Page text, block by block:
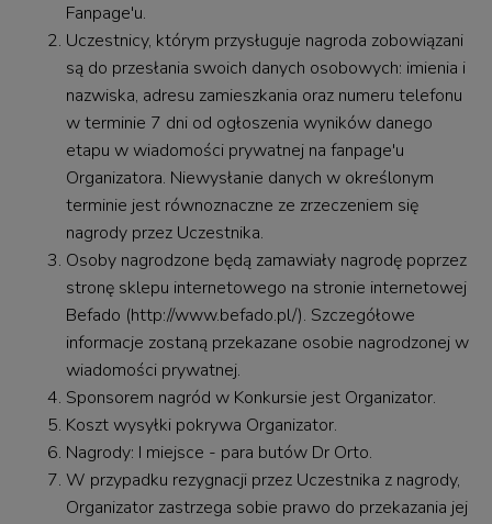
Fanpage'u.
Uczestnicy, którym przysługuje nagroda zobowiązani
są do przesłania swoich danych osobowych: imienia i
nazwiska, adresu zamieszkania oraz numeru telefonu
w terminie 7 dni od ogłoszenia wyników danego
etapu w wiadomości prywatnej na fanpage'u
Organizatora. Niewysłanie danych w określonym
terminie jest równoznaczne ze zrzeczeniem się
nagrody przez Uczestnika.
Osoby nagrodzone będą zamawiały nagrodę poprzez
stronę sklepu internetowego na stronie internetowej
Befado (http://www.befado.pl/). Szczegółowe
informacje zostaną przekazane osobie nagrodzonej w
wiadomości prywatnej.
Sponsorem nagród w Konkursie jest Organizator.
Koszt wysyłki pokrywa Organizator.
Nagrody: I miejsce - para butów Dr Orto.
W przypadku rezygnacji przez Uczestnika z nagrody,
Organizator zastrzega sobie prawo do przekazania jej